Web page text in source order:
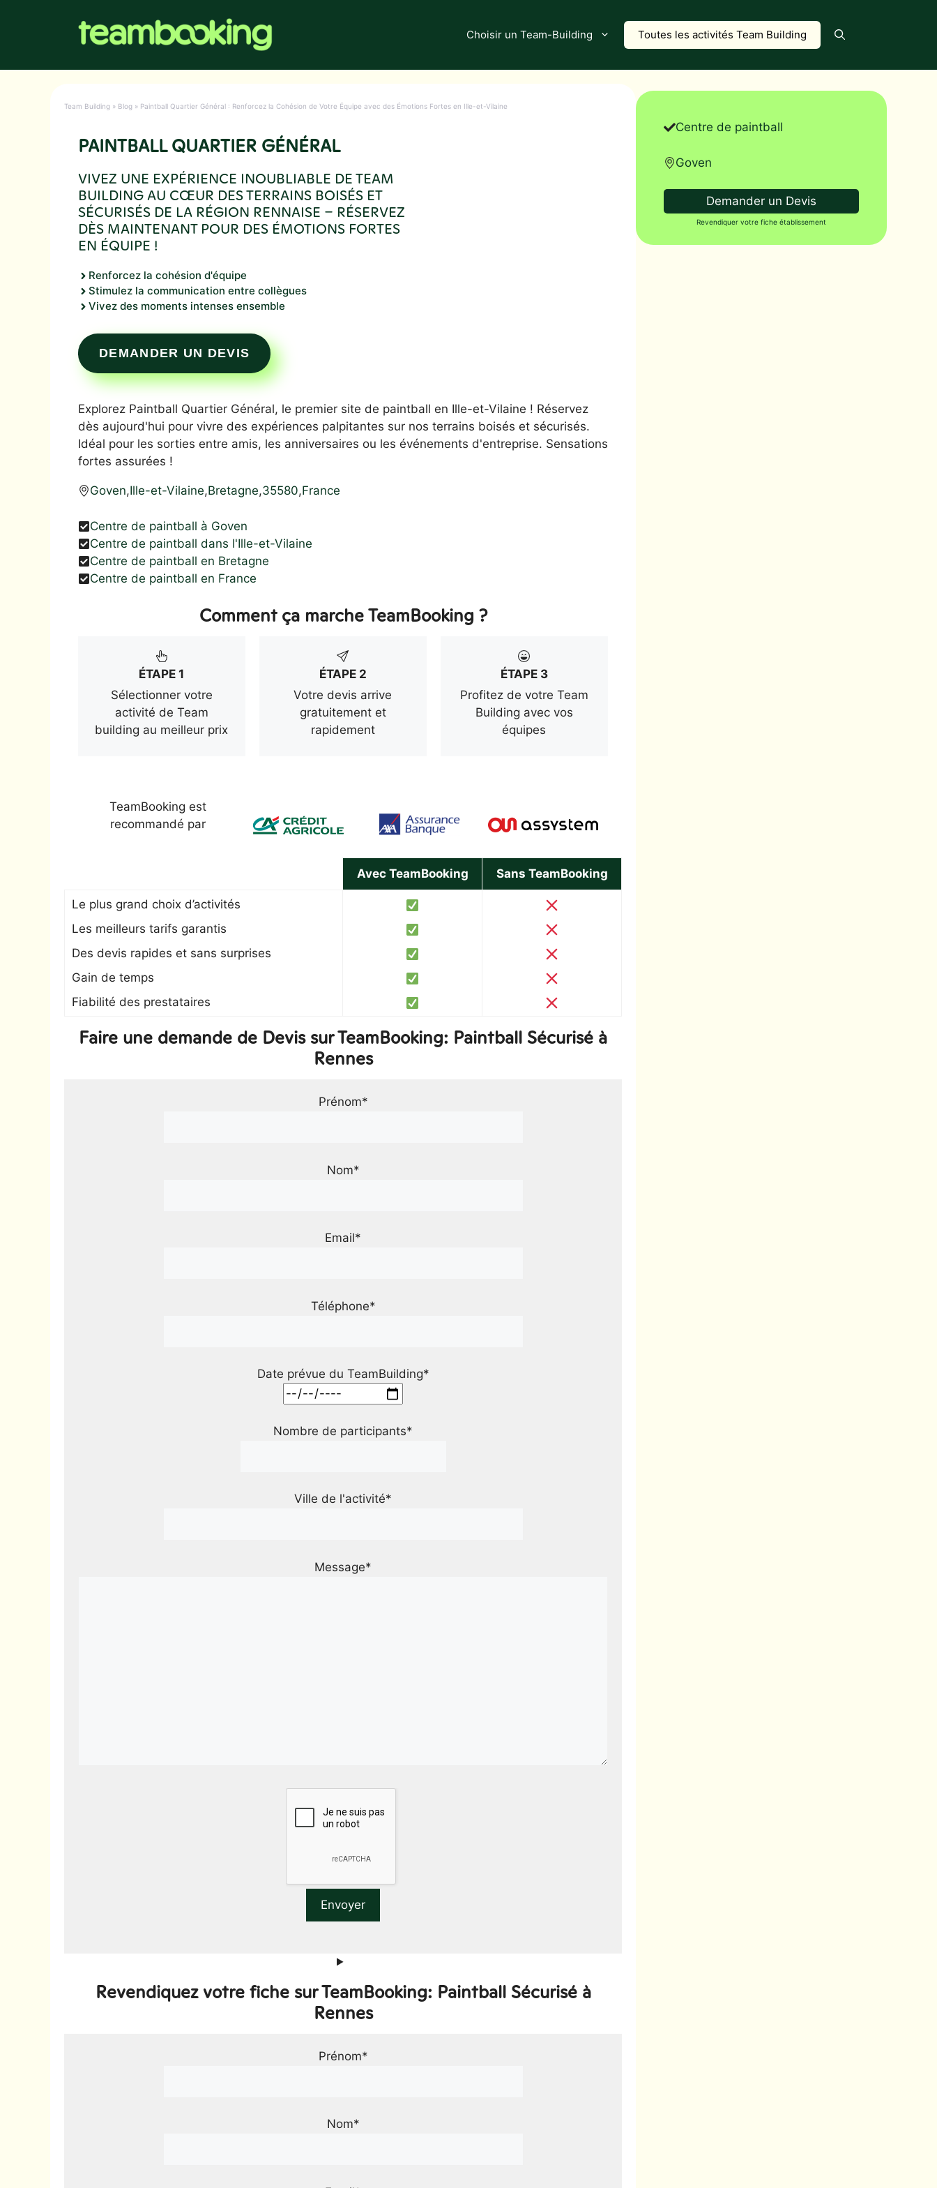
Choisir un Team-Building Toutes les activités Team Building
Team Building » Blog » Paintball Quartier Général : Renforcez la Cohésion de Votre Équipe avec des Émotions Fortes en Ille-et-Vilaine
PAINTBALL QUARTIER GÉNÉRAL
VIVEZ UNE EXPÉRIENCE INOUBLIABLE DE TEAM
BUILDING AU CŒUR DES TERRAINS BOISÉS ET
SÉCURISÉS DE LA RÉGION RENNAISE – RÉSERVEZ
DÈS MAINTENANT POUR DES ÉMOTIONS FORTES
EN ÉQUIPE !
Renforcez la cohésion d'équipe
Stimulez la communication entre collègues
Vivez des moments intenses ensemble
DEMANDER UN DEVIS
Explorez Paintball Quartier Général, le premier site de paintball en Ille-et-Vilaine ! Réservez
dès aujourd'hui pour vivre des expériences palpitantes sur nos terrains boisés et sécurisés.
Idéal pour les sorties entre amis, les anniversaires ou les événements d'entreprise. Sensations
fortes assurées !
Goven,Ille-et-Vilaine,Bretagne,35580,France
Centre de paintball à Goven
Centre de paintball dans l'Ille-et-Vilaine
Centre de paintball en Bretagne
Centre de paintball en France
Comment ça marche TeamBooking ?
ÉTAPE 1
Sélectionner votre
activité de Team
building au meilleur prix
ÉTAPE 2
Votre devis arrive
gratuitement et
rapidement
ÉTAPE 3
Profitez de votre Team
Building avec vos
équipes
TeamBooking est
recommandé par
Avec TeamBooking Sans TeamBooking
Le plus grand choix d’activités
Les meilleurs tarifs garantis
Des devis rapides et sans surprises
Gain de temps
Fiabilité des prestataires
Faire une demande de Devis sur TeamBooking: Paintball Sécurisé à
Rennes
Prénom*
Nom*
Email*
Téléphone*
Date prévue du TeamBuilding*
Nombre de participants*
Ville de l'activité*
Message*
Revendiquez votre fiche sur TeamBooking: Paintball Sécurisé à
Rennes
Prénom*
Nom*
Centre de paintball
Goven
Demander un Devis
Revendiquer votre fiche établissement